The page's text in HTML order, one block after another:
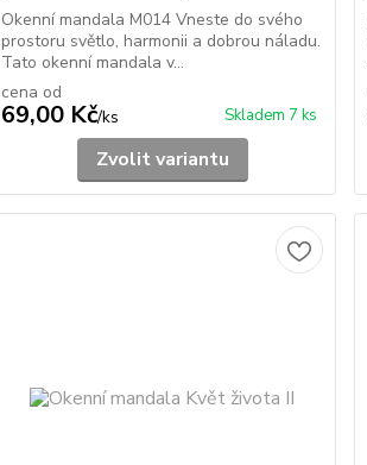
Okenní mandala M014 Vneste do svého
prostoru světlo, harmonii a dobrou náladu.
Tato okenní mandala v...
cena od
69,00 Kč/ks Skladem 7 ks
Zvolit variantu